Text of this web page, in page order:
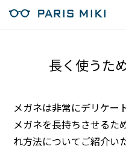
長く使うた
メガネは非常にデリケー
メガネを長持ちさせるた
れ方法についてご紹介い